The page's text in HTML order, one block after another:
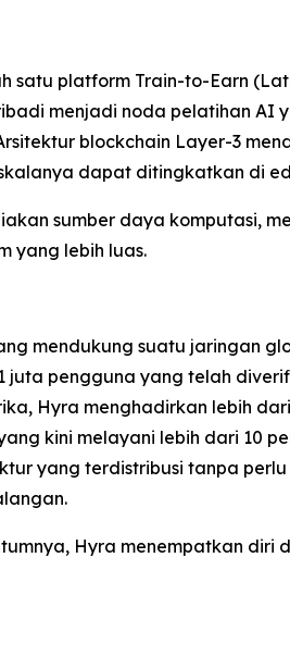
satu platform Train-to-Earn
menjadi noda pelatihan AI
blockchain Layer-3
dapat ditingkatkan di
sumber daya komputasi,
yang lebih luas.
mendukung suatu jaringan
pengguna yang telah
Hyra menghadirkan lebih
kini melayani lebih dari 10
yang terdistribusi tanpa
Hyra menempatkan diri